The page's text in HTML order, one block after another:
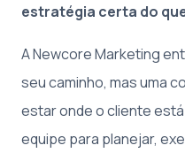
estratégia certa do
A Newcore Marketing
seu caminho, mas uma
estar onde o cliente
equipe para planejar,